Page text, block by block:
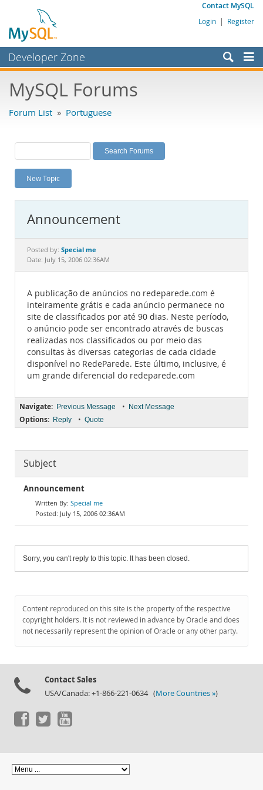
Contact MySQL
Login | Register
Developer Zone
Bugs
Labs
Planet MySQL
News and Events
MySQL.com
Downloads
Documentation
MySQL Forums
Forum List » Portuguese
New Topic
Announcement
Posted by: Special me
Date: July 15, 2006 02:36AM
A publicação de anúncios no redeparede.com é
inteiramente grátis e cada anúncio permanece no
site de classificados por até 90 dias. Neste período,
o anúncio pode ser encontrado através de buscas
realizadas nos classificados ou por meio das
consultas às diversas categorias de cada cidade
disponível no RedeParede. Este último, inclusive, é
um grande diferencial do redeparede.com
Navigate: Previous Message • Next Message
Options: Reply • Quote
Subject
Announcement
Special me
July 15, 2006 02:36AM
Sorry, you can't reply to this topic. It has been closed.
Content reproduced on this site is the property of the respective
copyright holders. It is not reviewed in advance by Oracle and does
not necessarily represent the opinion of Oracle or any other party.
Contact Sales
USA/Canada: +1-866-221-0634 (More Countries »)